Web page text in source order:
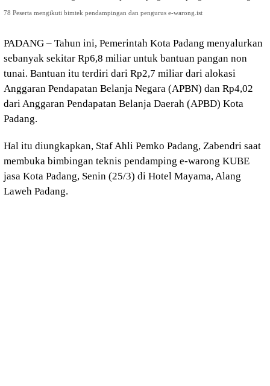
78 Peserta mengikuti bimtek pendampingan dan pengurus e-warong.ist
PADANG – Tahun ini, Pemerintah Kota Padang menyalurkan
sebanyak sekitar Rp6,8 miliar untuk bantuan pangan non
tunai. Bantuan itu terdiri dari Rp2,7 miliar dari alokasi
Anggaran Pendapatan Belanja Negara (APBN) dan Rp4,02
dari Anggaran Pendapatan Belanja Daerah (APBD) Kota
Padang.
Hal itu diungkapkan, Staf Ahli Pemko Padang, Zabendri saat
membuka bimbingan teknis pendamping e-warong KUBE
jasa Kota Padang, Senin (25/3) di Hotel Mayama, Alang
Laweh Padang.